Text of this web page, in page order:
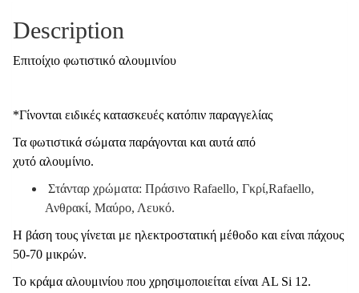
Description
Επιτοίχιο φωτιστικό αλουμινίου
*Γίνονται ειδικές κατασκευές κατόπιν παραγγελίας
Τα φωτιστικά σώματα παράγονται και αυτά από
χυτό αλουμίνιο.
Στάνταρ χρώματα: Πράσινο Rafaello, Γκρί,Rafaello,
Ανθρακί, Μαύρο, Λευκό.
Η βάση τους γίνεται με ηλεκτροστατική μέθοδο και είναι πάχους
50-70 μικρών.
Το κράμα αλουμινίου που χρησιμοποιείται είναι AL Si 12.